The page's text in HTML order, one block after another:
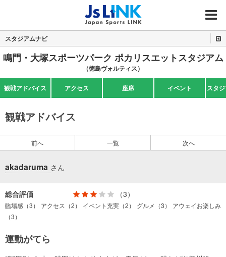
MENU
スタジアムナビ
鳴門・大塚スポーツパーク ポカリスエットスタジアム
（徳島ヴォルティス）
観戦アドバイス アクセス 座席 イベント スタ
観戦アドバイス
前へ 一覧 次へ
akadaruma さん
総合評価 （3）
臨場感（3） アクセス（2） イベント充実（2） グルメ（3）
アウェイお楽しみ
（3）
運動がてら